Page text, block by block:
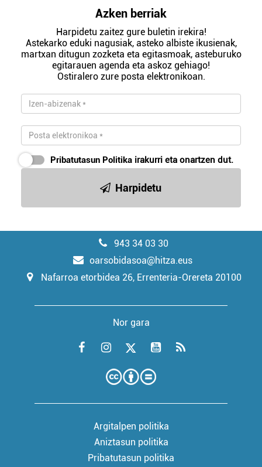
Azken berriak
Harpidetu zaitez gure buletin irekira!
Astekarko eduki nagusiak, asteko albiste ikusienak,
martxan ditugun zozketa eta egitasmoak, asteburuko
egitarauen agenda eta askoz gehiago!
Ostiralero zure posta elektronikoan.
Pribatutasun Politika irakurri eta onartzen dut.
Harpidetu
943 34 03 30
oarsobidasoa@hitza.eus
Nafarroa etorbidea 26, Errenteria-Orereta 20100
Nor gara
Argitalpen politika
Aniztasun politika
Pribatutasun politika